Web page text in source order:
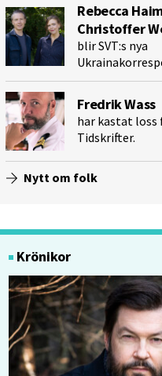
Rebecca
Christoffer
blir SVT:s nya
Fredrik Wass
har kastat loss
Tidskrifter.
Nytt om folk
Krönikor